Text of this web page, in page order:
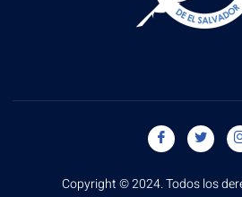
Copyright © 2024. Todos los